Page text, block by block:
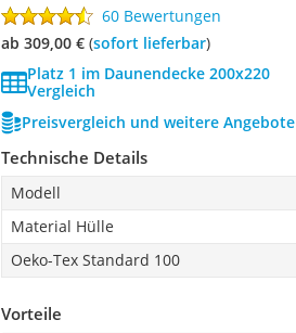
60 Bewertungen
ab 309,00 €( Sofort lieferbar)
Platz 1 im Daunendecke 200x220
Vergleich
Preisvergleich und weitere Angebote
Technische Details
Modell
Material Hülle
Oeko-Tex Standard 100
Vorteile